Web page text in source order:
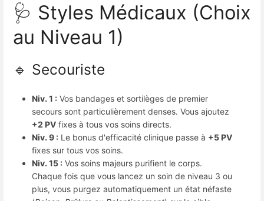
🩺 Styles Médicaux (Choix
au Niveau 1)
🔹 Secouriste
Niv. 1 : Vos bandages et sortilèges de premier
secours sont particulièrement denses. Vous ajoutez
+2 PV fixes à tous vos soins directs.
Niv. 9 : Le bonus d'efficacité clinique passe à +5 PV
fixes sur tous vos soins.
Niv. 15 : Vos soins majeurs purifient le corps.
Chaque fois que vous lancez un soin de niveau 3 ou
plus, vous purgez automatiquement un état néfaste